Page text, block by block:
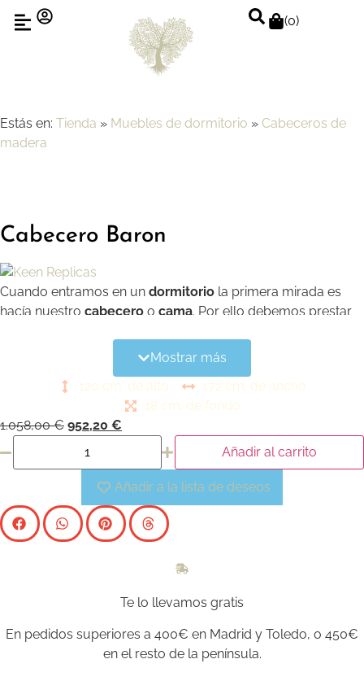
(0)
Estás en: Tienda » Muebles de dormitorio » Cabeceros de
madera
Cabecero Baron
Cuando entramos en un dormitorio la primera mirada es
hacía nuestro cabecero o cama. Por ello debemos prestar
Mostrar más
120 cm. de alto
172 cm. de ancho
18 cm. de fondo
1.058,00€ 952,20 €
Añadir al carrito
Añadir a la lista de deseos
Te lo llevamos gratis
En pedidos superiores a 400€ en Madrid y Toledo, o 450€
en el resto de la península.